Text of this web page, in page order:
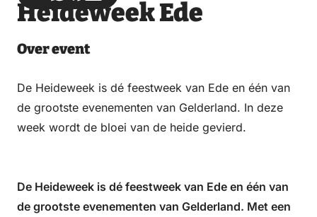
viaviaon on
Heideweek Ede
Over event
De Heideweek is dé feestweek van Ede en één van
de grootste evenementen van Gelderland. In deze
week wordt de bloei van de heide gevierd.
De Heideweek is dé feestweek van Ede en één van
de grootste evenementen van Gelderland. Met een